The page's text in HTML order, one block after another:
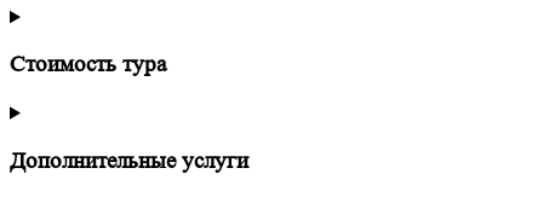
Стоимость тура
Дополнительные услуги